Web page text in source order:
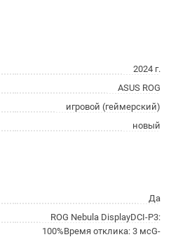
2024 г.
ASUS ROG
игровой (геймерский)
новый
Да
ROG Nebula DisplayDCI-P3:
100%Время отклика: 3 мсG-